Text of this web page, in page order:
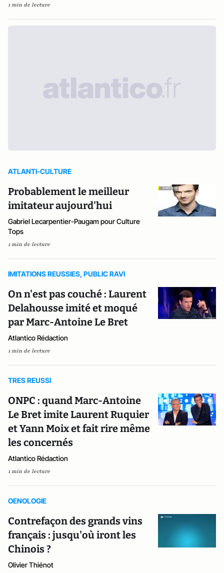
1 min de lecture
ATLANTI-CULTURE
Probablement le meilleur
imitateur aujourd'hui
Gabriel Lecarpentier-Paugam pour Culture
Tops
1 min de lecture
IMITATIONS REUSSIES, PUBLIC RAVI
On n'est pas couché : Laurent
Delahousse imité et moqué
par Marc-Antoine Le Bret
Atlantico Rédaction
1 min de lecture
TRES REUSSI
ONPC : quand Marc-Antoine
Le Bret imite Laurent Ruquier
et Yann Moix et fait rire même
les concernés
Atlantico Rédaction
1 min de lecture
OENOLOGIE
Contrefaçon des grands vins
français : jusqu'où iront les
Chinois ?
Olivier Thiénot